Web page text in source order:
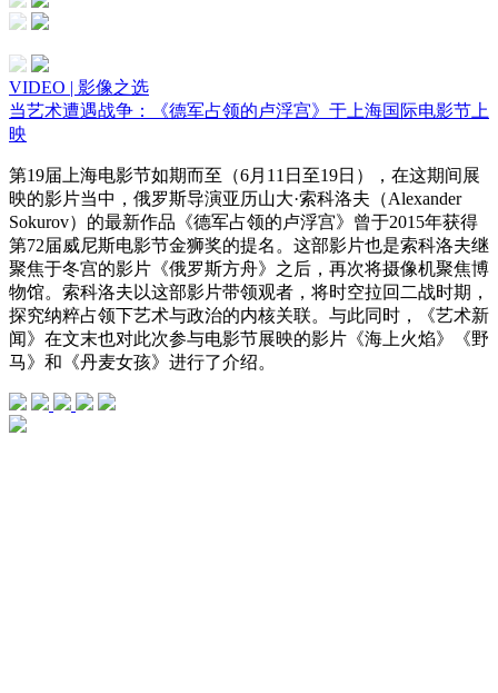
VIDEO | 影像之选
当艺术遭遇战争：《德军占领的卢浮宫》于上海国际电影节上
映
第19届上海电影节如期而至（6月11日至19日），在这期间展
映的影片当中，俄罗斯导演亚历山大·索科洛夫（Alexander
Sokurov）的最新作品《德军占领的卢浮宫》曾于2015年获得
第72届威尼斯电影节金狮奖的提名。这部影片也是索科洛夫继
聚焦于冬宫的影片《俄罗斯方舟》之后，再次将摄像机聚焦博
物馆。索科洛夫以这部影片带领观者，将时空拉回二战时期，
探究纳粹占领下艺术与政治的内核关联。与此同时，《艺术新
闻》在文末也对此次参与电影节展映的影片《海上火焰》《野
马》和《丹麦女孩》进行了介绍。